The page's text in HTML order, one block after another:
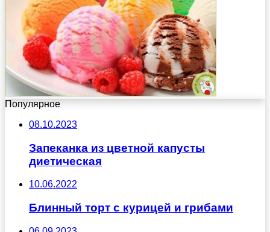
Популярное
08.10.2023
Запеканка из цветной капусты
диетическая
10.06.2022
Блинный торт с курицей и грибами